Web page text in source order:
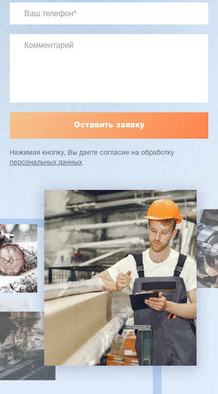
Артикул: 3088
Толщина шпона: 0,5-3,0 мм
Нажимая кнопку, Вы даете согласие на обработку
персональных данных